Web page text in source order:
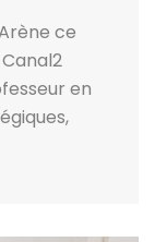
ce
en